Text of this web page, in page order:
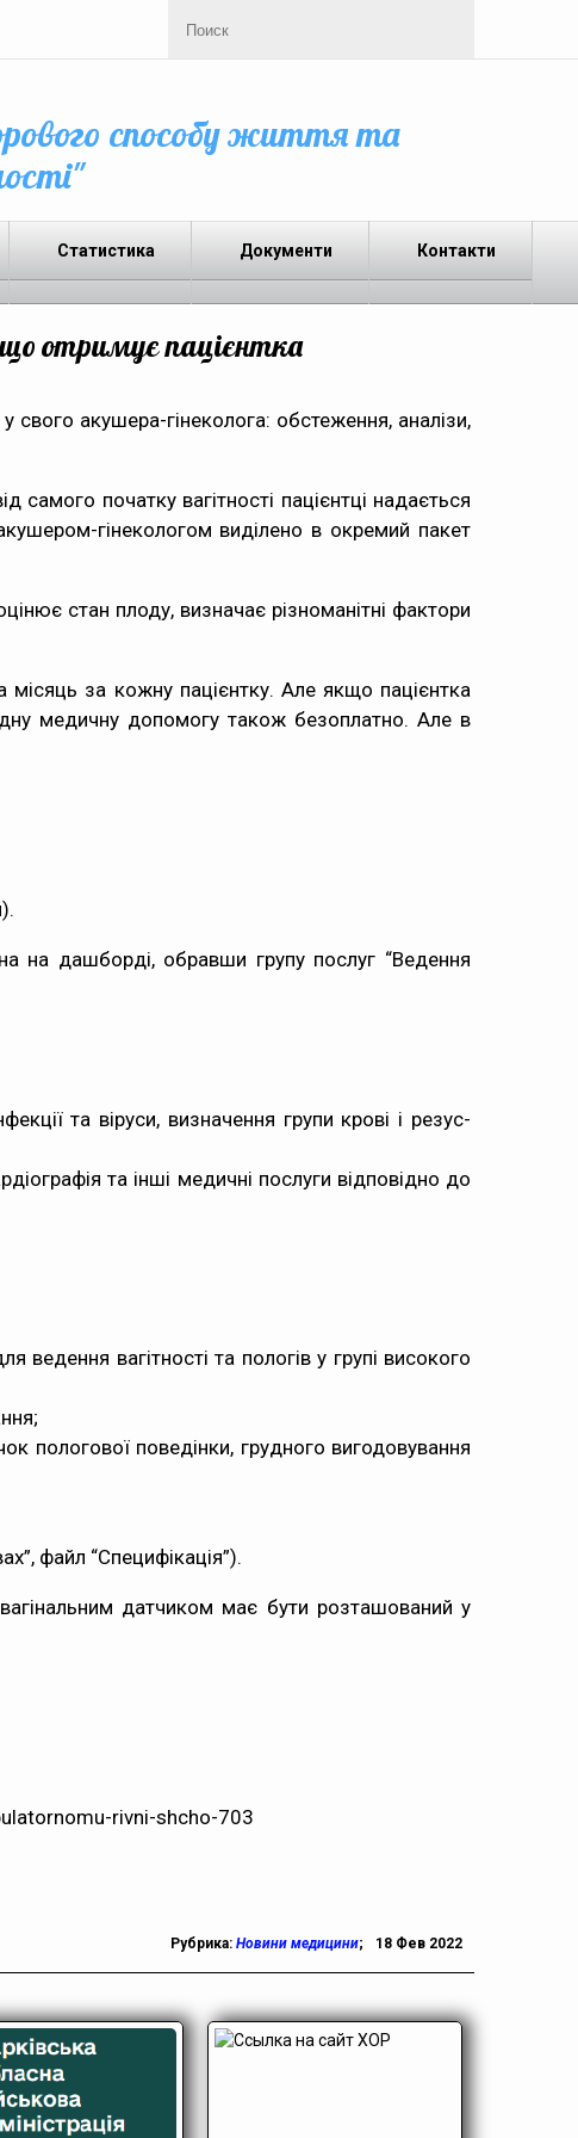
способу життя та
Статистика Документи Контакти
що отримує пацієнтка
свого акушера-гінеколога: обстеження, аналізи,
самого початку вагітності пацієнтці надається
гінекологом виділено в окремий пакет
стан плоду, визначає різноманітні фактори
за кожну пацієнтку. Але якщо пацієнтка
медичну допомогу також безоплатно. Але в
на дашборді, обравши групу послуг “Ведення
та віруси, визначення групи крові і резус-
та інші медичні послуги відповідно до
ведення вагітності та пологів у групі високого
пологової поведінки, грудного вигодовування
файл “Специфікація”).
датчиком має бути розташований у
rivni-shcho-703
Рубрика: Новини медицини; 18 Фев 2022